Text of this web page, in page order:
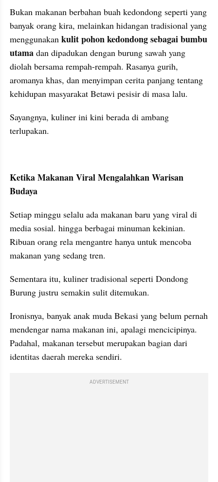
Bukan makanan berbahan buah kedondong seperti yang
banyak orang kira, melainkan hidangan tradisional yang
menggunakan kulit pohon kedondong sebagai bumbu
utama dan dipadukan dengan burung sawah yang
diolah bersama rempah-rempah. Rasanya gurih,
aromanya khas, dan menyimpan cerita panjang tentang
kehidupan masyarakat Betawi pesisir di masa lalu.
Sayangnya, kuliner ini kini berada di ambang
terlupakan.
Ketika Makanan Viral Mengalahkan Warisan
Budaya
Setiap minggu selalu ada makanan baru yang viral di
media sosial. hingga berbagai minuman kekinian.
Ribuan orang rela mengantre hanya untuk mencoba
makanan yang sedang tren.
Sementara itu, kuliner tradisional seperti Dondong
Burung justru semakin sulit ditemukan.
Ironisnya, banyak anak muda Bekasi yang belum pernah
mendengar nama makanan ini, apalagi mencicipinya.
Padahal, makanan tersebut merupakan bagian dari
identitas daerah mereka sendiri.
ADVERTISEMENT